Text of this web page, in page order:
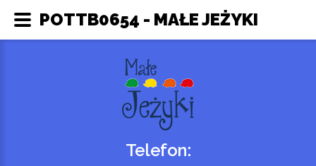
Telefon:
POTTB0654 - MAŁE JEŻYKI